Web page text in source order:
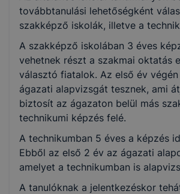
Informatika és távközlés
Környezetvédelem és vízügy
Rendészet és közszolgálat
továbbtanulási lehetőségként
szakképző iskolák, illetve a
A szakképző iskolában 3 éves
vehetnek részt a szakmai oktatás
választó fiatalok. Az első év
ágazati alapvizsgát tesznek, ami
biztosít az ágazaton belül más
technikumi képzés felé.
A technikumban 5 éves a képzés
Ebből az első 2 év az ágazati
amelyet a technikumban is
A tanulóknak a jelentkezéskor